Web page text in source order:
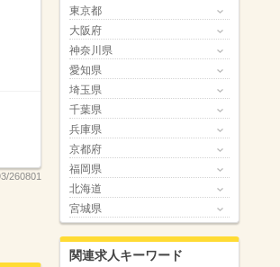
260801
東京都
大阪府
神奈川県
愛知県
埼玉県
千葉県
兵庫県
京都府
福岡県
北海道
宮城県
関連求人キーワード